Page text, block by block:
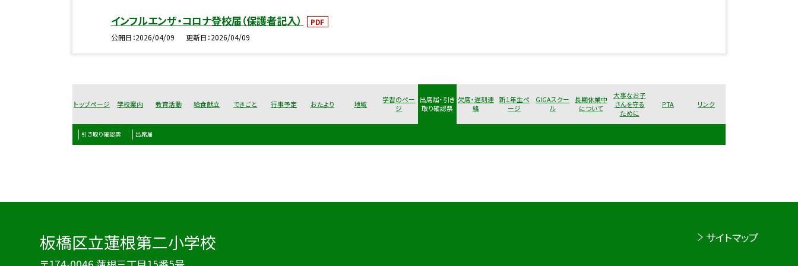
インフルエンザ・コロナ登校届（保護者記入）
PDF
公開日 2026/04/09 更新日 2026/04/09
トップページ 学校案内 教育活動 給食献立 できごと 行事予定 おたより 地域
学習のペー
ジ
出席届・引き
取り確認票
引き取り確認票 出席届
欠席・遅刻連
絡
新１年生ペ
ージ
GIGAスクー
ル
長期休業中
について
大事なお子
さんを守る
ために
PTA リンク
板橋区立蓮根第二小学校 サイトマップ